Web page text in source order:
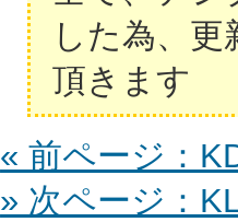
した為、
頂きます
« 前ページ：
» 次ページ：